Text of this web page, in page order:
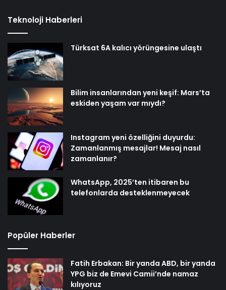
Teknoloji Haberleri
Türksat 6A kalıcı yörüngesine ulaştı
Bilim insanlarından yeni keşif: Mars’ta
eskiden yaşam var mıydı?
Instagram yeni özelliğini duyurdu:
Zamanlanmış mesajlar! Mesaj nasıl
zamanlanır?
WhatsApp, 2025’ten itibaren bu
telefonlarda desteklenmeyecek
Popüler Haberler
Fatih Erbakan: Bir yanda ABD, bir yanda
YPG biz de Emevi Camii’nde namaz
kılıyoruz